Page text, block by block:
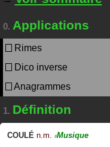
0. Applications
Rimes
Dico inverse
Anagrammes
1. Définition
COULÉ n.m. #Musique